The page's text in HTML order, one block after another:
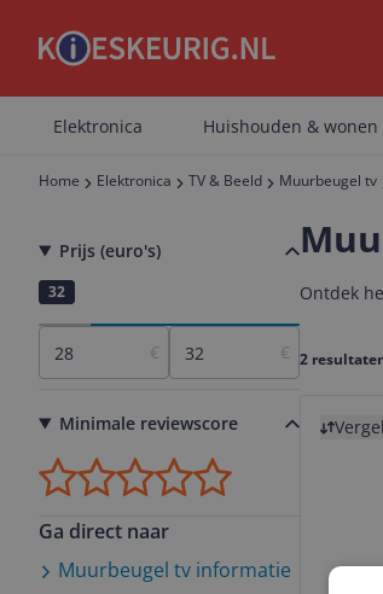
Elektronica Huishouden & wonen
Home Elektronica TV & Beeld Muurbeugel tv
Prijs (euro's)
28
32
€ €
Minimale reviewscore
Ga direct naar
Muurbeugel tv informatie
Ontdek
2